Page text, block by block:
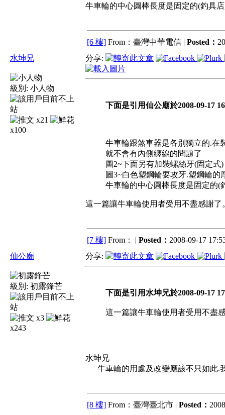
牛車輪的中心圓棒長度是固定的(釣具
[6 樓] From：臺灣中華電信 | Posted：
水坤兄
級別: 小人物
x21
x100
分享:
下面是引用仙公廟於2008-09-17
牛車輪跟煞車器是各別獨立的.在
就不會有內側纏線的問題了
圖2~下面另有加裝螺絲牙(固定式)
圖3~白色塑鋼輪要攻牙.塑鋼輪
牛車輪的中心圓棒長度是固定的(
這一篇讓牛車輪使用者受用不盡感謝了
[7 樓] From： | Posted： 2008-09-17
仙公廟
級別: 初露鋒芒
x3
x243
分享:
下面是引用水坤兄於2008-09-17
這一篇讓牛車輪使用者受用不盡
水坤兄
牛車輪的用處及改變應該不只如此.
[8 樓] From：臺灣臺北市 | Posted：